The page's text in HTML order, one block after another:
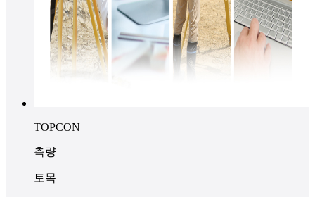
TOPCON
측량
토목